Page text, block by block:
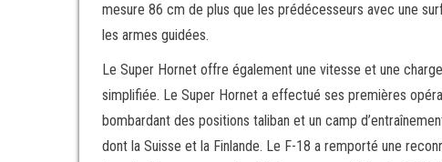
mesure 86 cm de plus que les prédécesseurs avec une
les armes guidées.
Le Super Hornet offre également une vitesse et une
simplifiée. Le Super Hornet a effectué ses premières
bombardant des positions taliban et un camp
dont la Suisse et la Finlande. Le F-18 a remporté une